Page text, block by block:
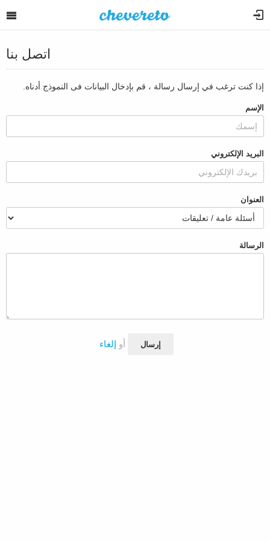
اتصل بنا
إذا كنت ترغب في إرسال رسالة ، قم بإدخال البيانات فى النموذج أدناه.
الإسم
البريد الإلكتروني
العنوان
الرسالة
إرسال أو إلغاء